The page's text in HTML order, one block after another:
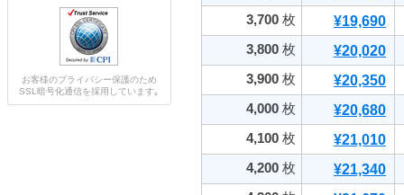
お客様のプライバシー保護のため
SSL暗号化通信を採用しています｡
3,700 枚
¥19,690
3,800 枚
¥20,020
3,900 枚
¥20,350
4,000 枚
¥20,680
4,100 枚
¥21,010
4,200 枚
¥21,340